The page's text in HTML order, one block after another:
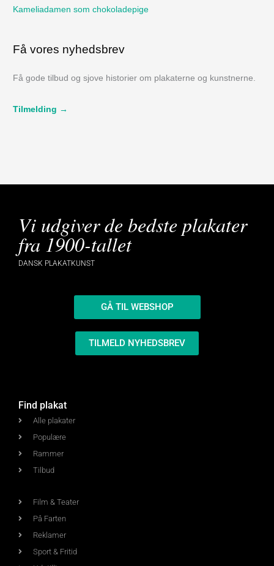
Kameliadamen som chokoladepige
Få vores nyhedsbrev
Få gode tilbud og sjove historier om plakaterne og kunstnerne.
Tilmelding →
Vi udgiver de bedste plakater
fra 1900-tallet
DANSK PLAKATKUNST
GÅ TIL WEBSHOP
TILMELD NYHEDSBREV
Find plakat
Alle plakater
Populære
Rammer
Tilbud
Film & Teater
På Farten
Reklamer
Sport & Fritid